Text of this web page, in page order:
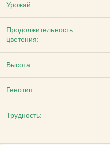
Урожай:
Продолжительность
цветения:
Высота:
Генотип:
Трудность: